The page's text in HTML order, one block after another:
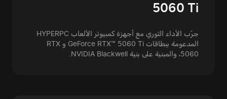
5060 Ti
جرّب الأداء الثوري مع أجهزة كمبيوتر الألعاب HYPERPC
المدعومة ببطاقات GeForce RTX™ 5060 Ti و RTX
5060، والمبنية على بنية NVIDIA Blackwell.